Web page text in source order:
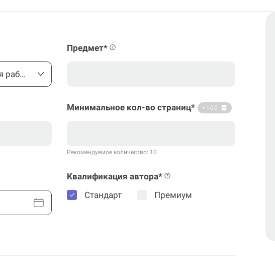
РГР (расчетно-графическая работа)
Предмет*
Минимальное кол-во страниц* +100
Рекомендуемое количество: 10
Квалификация автора*
Стандарт
Премиум